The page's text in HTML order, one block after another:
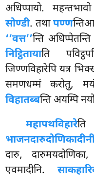
अधिप्पायो.
सोण्डी. तथापण्ण
‘‘वत्त’’न्ति
निट्ठितायाति
जिण्णविहारेपि यत्र
समणधम्मं करोतु, मयं
विहातब्बन्ति अयम्पि
महापथविहारे
दारु,
एवमादीनि.